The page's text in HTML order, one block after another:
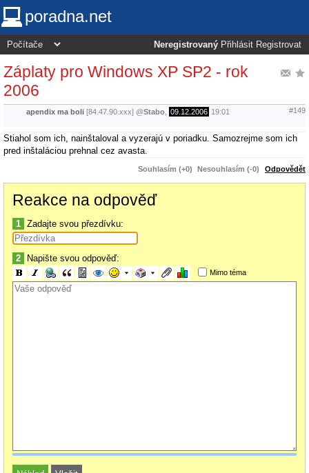
poradna.net
Neregistrovaný Přihlásit Registrovat
Záplaty pro Windows XP SP2 - rok
2006
apendix ma boli [84.47.90.xxx] @Stabo 09.12.2006 19:01 #149
Stiahol som ich, nainštaloval a vyzerajú v poriadku. Samozrejme som ich
pred inštaláciou prehnal cez avasta.
Souhlasím (+0) Nesouhlasím (-0) Odpovědět
Reakce na odpověď
1 Zadajte svou přezdívku:
2 Napište svou odpověď:
Mimo téma